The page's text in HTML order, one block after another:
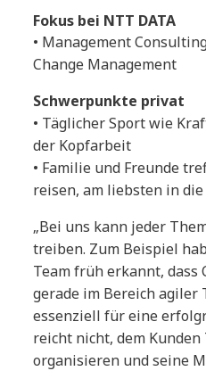
Fokus bei NTT DATA
• Management
Change Management
Schwerpunkte privat
• Täglicher Sport wie
der Kopfarbeit
• Familie und Freunde
reisen, am liebsten in die
„Bei uns kann jeder
treiben. Zum Beispiel
Team früh erkannt, dass
gerade im Bereich agiler
essenziell für eine
reicht nicht, dem
organisieren und seine